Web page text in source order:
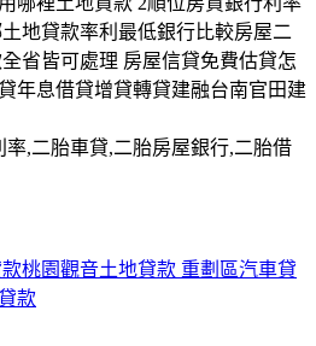
地貸款率利最低銀行比較房屋二
省皆可處理 房屋信貸免費估貸怎
年息借貸增貸轉貸建融台南官田建
,二胎車貸,二胎房屋銀行,二胎借
桃園觀音土地貸款 重劃區汽車貸
款